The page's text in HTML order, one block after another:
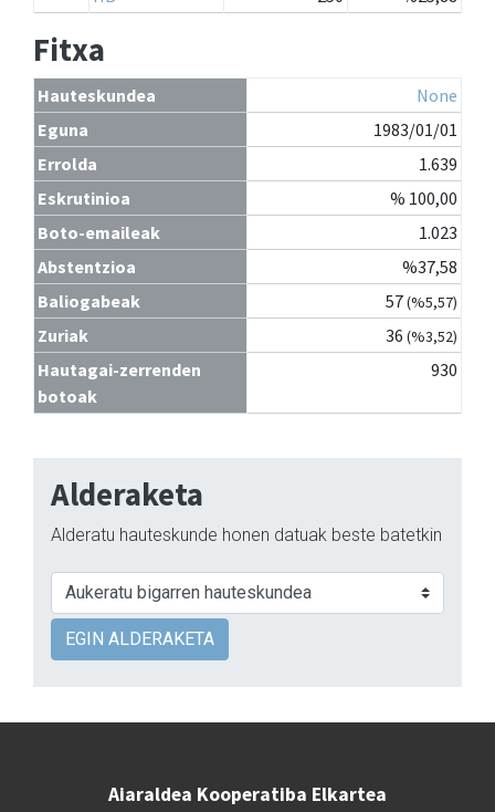
Fitxa
Hauteskundea
None
Eguna
1983/01/01
Errolda
1.639
Eskrutinioa
% 100,00
Boto-emaileak
1.023
Abstentzioa
%37,58
Baliogabeak
57(%5,57)
Zuriak 36 (%3,52)
Hautagai-zerrenden
botoak
930
Alderaketa
Alderatu hauteskunde honen datuak beste batetkin
EGIN ALDERAKETA
Aiaraldea Kooperatiba Elkartea